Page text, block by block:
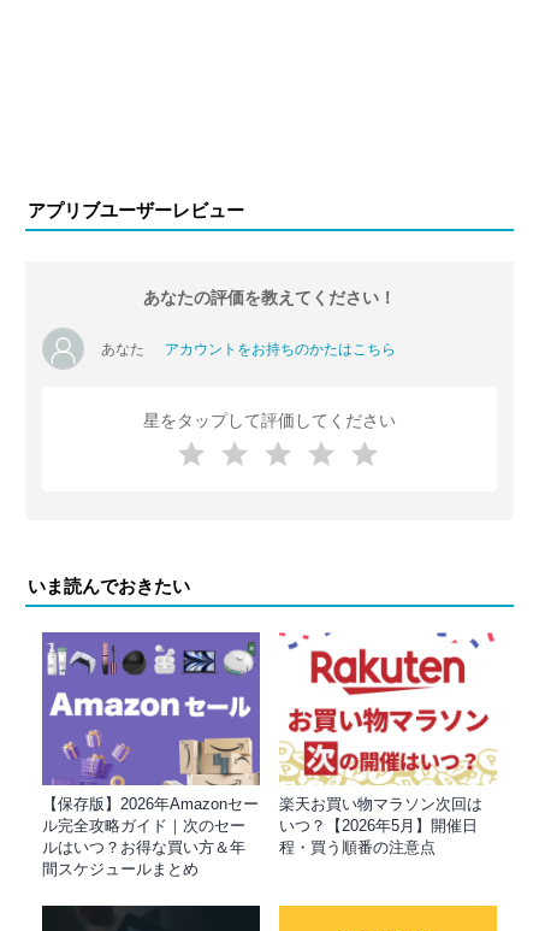
アプリブユーザーレビュー
あなたの評価を教えてください！
あなた アカウントをお持ちのかたはこちら
星をタップして評価してください
いま読んでおきたい
【保存版】2026年Amazonセー
ル完全攻略ガイド｜次のセー
ルはいつ？お得な買い方＆年
間スケジュールまとめ
楽天お買い物マラソン次回は
いつ？【2026年5月】開催日
程・買う順番の注意点